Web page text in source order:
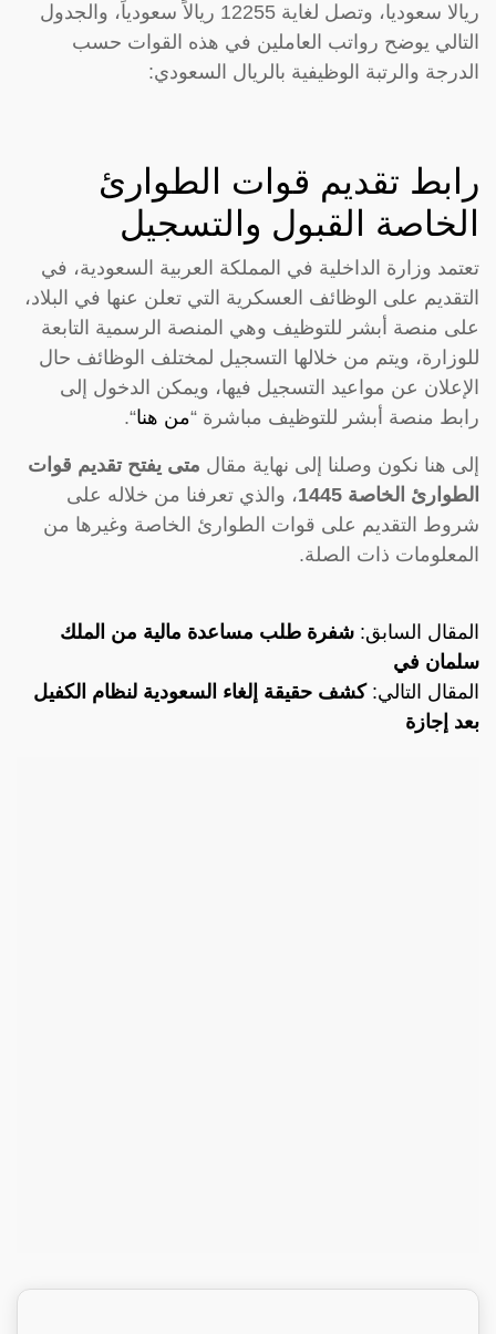
ريالا سعوديا، وتصل لغاية 12255 ريالاً سعودياً، والجدول
التالي يوضح رواتب العاملين في هذه القوات حسب
الدرجة والرتبة الوظيفية بالريال السعودي:
رابط تقديم قوات الطوارئ
الخاصة القبول والتسجيل
تعتمد وزارة الداخلية في المملكة العربية السعودية، في
التقديم على الوظائف العسكرية التي تعلن عنها في البلاد،
على منصة أبشر للتوظيف وهي المنصة الرسمية التابعة
للوزارة، ويتم من خلالها التسجيل لمختلف الوظائف حال
الإعلان عن مواعيد التسجيل فيها، ويمكن الدخول إلى
رابط منصة أبشر للتوظيف مباشرة “من هنا“.
إلى هنا نكون وصلنا إلى نهاية مقال متى يفتح تقديم قوات
الطوارئ الخاصة 1445
، والذي تعرفنا من خلاله على
شروط التقديم على قوات الطوارئ الخاصة وغيرها من
المعلومات ذات الصلة.
المقال السابق: شفرة طلب مساعدة مالية من الملك
سلمان في
المقال التالي:كشف حقيقة إلغاء السعودية لنظام الكفيل
بعد إجازة